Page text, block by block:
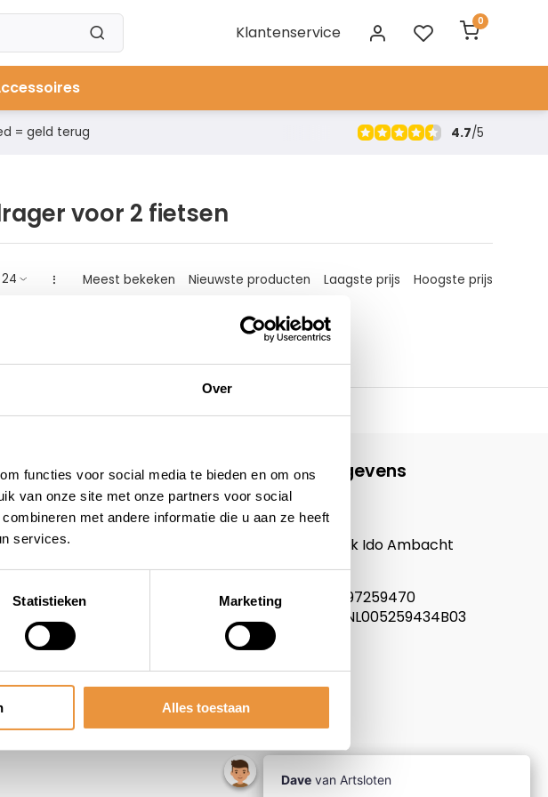
Over
functies voor social media te bieden en om ons
van onze site met onze partners voor social
met andere informatie die u aan ze heeft
services.
Statistieken Marketing
Alles toestaan
Klantenservice
0
= geld terug 4.7/5
voor 2 fietsen
Meest bekeken Nieuwste producten Laagste prijs Hoogste prijs
ons
Contactgegevens
ARTsloten.nl
Noordeinde 114
3341LW, Hendrik Ido Ambacht
Nederland
KVK nummer: 97259470
Btw nummer: NL005259434B03